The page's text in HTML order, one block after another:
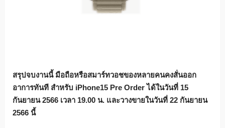
สรุปจบงานนี้ มือถือหรือสมาร์ทวอชของหลายคนคงสั่นออก
อาการทันที สำหรับ iPhone15 Pre Order ได้ในวันที่ 15
กันยายน 2566 เวลา 19.00 น. และวางขายในวันที่ 22 กันยายน
2566 นี้